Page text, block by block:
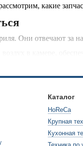
какие
Они отвечают за
компоненты отвечают
запчасть подходит
Каталог
HoReCa
Крупная
Кухонная